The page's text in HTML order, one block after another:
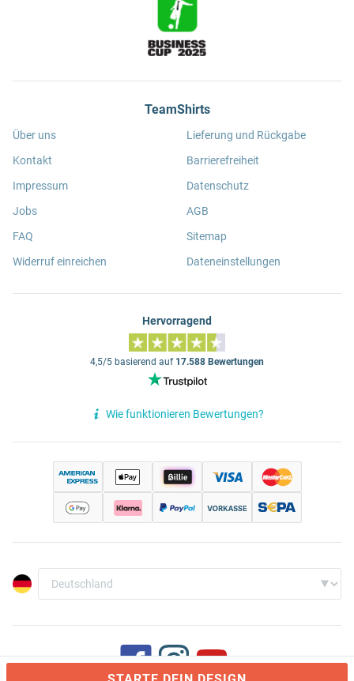
TeamShirts
Über uns
Kontakt
Impressum
Jobs
FAQ
Widerruf einreichen
Lieferung und Rückgabe
Barrierefreiheit
Datenschutz
AGB
Sitemap
Dateneinstellungen
Hervorragend
4,5/5 basierend auf 17.588 Bewertungen
Wie funktionieren Bewertungen?